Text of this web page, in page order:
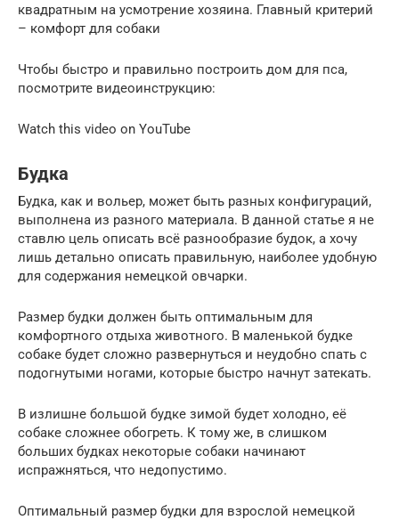
квадратным на усмотрение хозяина. Главный критерий
– комфорт для собаки
Чтобы быстро и правильно построить дом для пса,
посмотрите видеоинструкцию:
Watch this video on YouTube
Будка
Будка, как и вольер, может быть разных конфигураций,
выполнена из разного материала. В данной статье я не
ставлю цель описать всё разнообразие будок, а хочу
лишь детально описать правильную, наиболее удобную
для содержания немецкой овчарки.
Размер будки должен быть оптимальным для
комфортного отдыха животного. В маленькой будке
собаке будет сложно развернуться и неудобно спать с
подогнутыми ногами, которые быстро начнут затекать.
В излишне большой будке зимой будет холодно, её
собаке сложнее обогреть. К тому же, в слишком
больших будках некоторые собаки начинают
испражняться, что недопустимо.
Оптимальный размер будки для взрослой немецкой